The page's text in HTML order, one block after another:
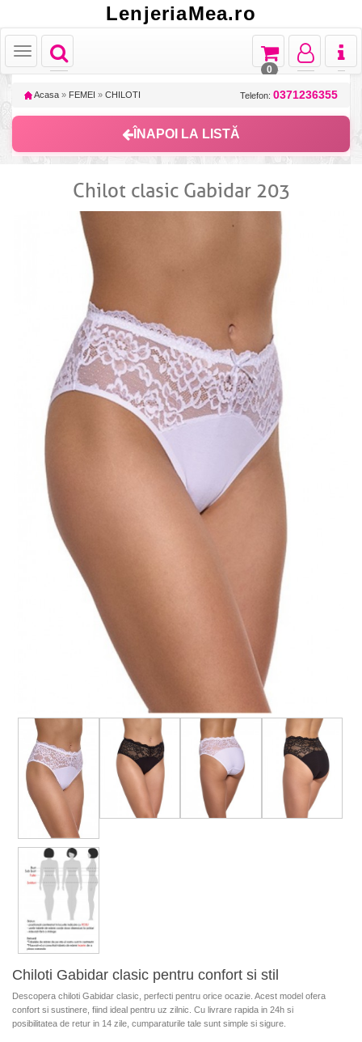
LenjeriaMea.ro
Toggle
navigation
Toggle
Toggle
navigation
Toggle
navigation
Toggle
navigation
0
Acasa » FEMEI » CHILOTI Telefon: 0371236355
ÎNAPOI LA LISTĂ
Chilot clasic Gabidar 203
Chiloti Gabidar clasic pentru confort si stil
Descopera chiloti Gabidar clasic, perfecti pentru orice ocazie. Acest model ofera
confort si sustinere, fiind ideal pentru uz zilnic. Cu livrare rapida in 24h si
posibilitatea de retur in 14 zile, cumparaturile tale sunt simple si sigure.